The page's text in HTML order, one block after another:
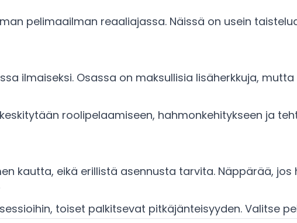
pelimaailman reaaliajassa. Näissä on usein
ilmaiseksi. Osassa on maksullisia lisäherkkuja,
roolipelaamiseen, hahmonkehitykseen ja
kautta, eikä erillistä asennusta tarvita. Näppärää, jos
toiset palkitsevat pitkäjänteisyyden. Valitse